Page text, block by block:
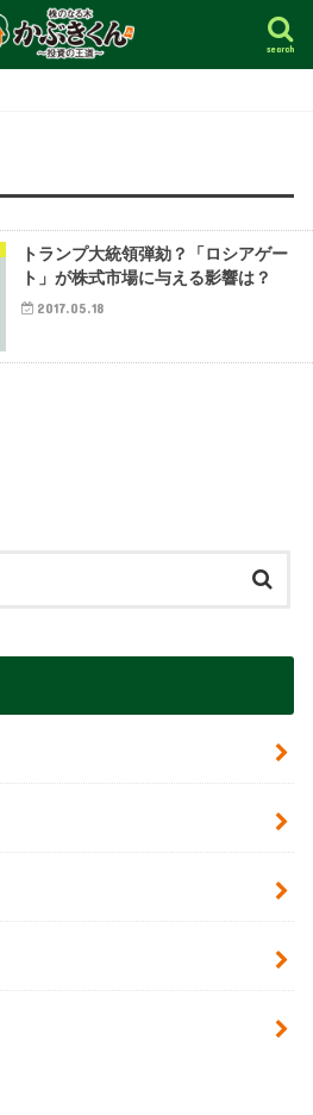
search
トランプ大統領弾劾？「ロシアゲー
ト」が株式市場に与える影響は？
2017.05.18